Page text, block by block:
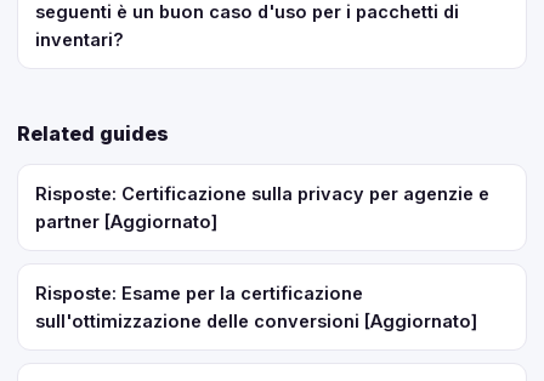
seguenti è un buon caso d'uso per i pacchetti di
inventari?
Related guides
Risposte: Certificazione sulla privacy per agenzie e
partner [Aggiornato]
Risposte: Esame per la certificazione
sull'ottimizzazione delle conversioni [Aggiornato]